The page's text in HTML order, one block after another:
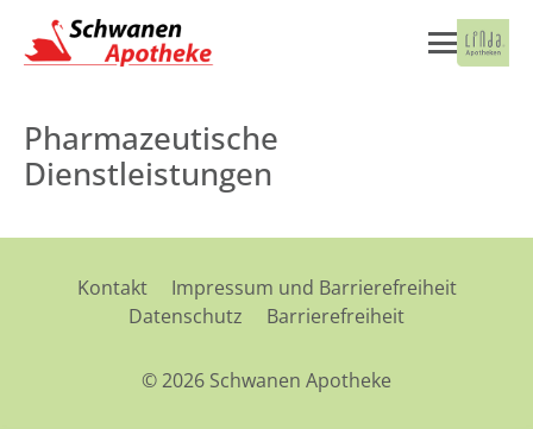
Pharmazeutische
Dienstleistungen
Kontakt
Impressum und Barrierefreiheit
Datenschutz
Barrierefreiheit
© 2026 Schwanen Apotheke